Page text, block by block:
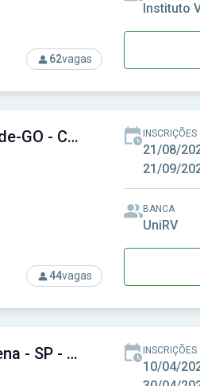
62vagas
Instituto
44vagas
Câmara de Rio Verde-GO - Câmara Municipal de Rio Verde-GO INSCRIÇÕES
21/08/
21/09/
BANCA
UniRV
Prefeitura de Dracena - SP - Prefeitura Municipal de Dracena - SP INSCRIÇÕES
10/04/